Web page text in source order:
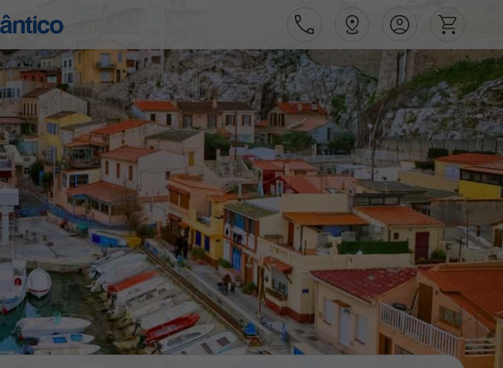
Área de Cliente
Agências
Contactos
Apoio ao cliente em Portugal
218 925 471
Apoio ao cliente no Estrangeiro